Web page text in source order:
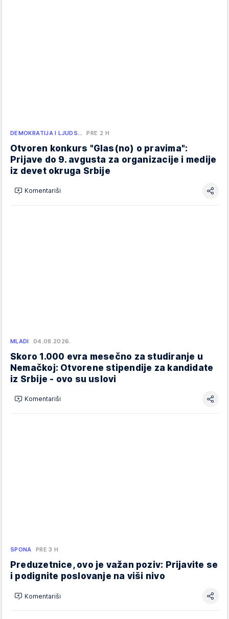
DEMOKRATIJA I LJUDS… PRE 2 H
Otvoren konkurs "Glas(no) o pravima":
Prijave do 9. avgusta za organizacije i medije
iz devet okruga Srbije
Komentariši
MLADI 04.08.2026.
Skoro 1.000 evra mesečno za studiranje u
Nemačkoj: Otvorene stipendije za kandidate
iz Srbije - ovo su uslovi
Komentariši
SPONA PRE 3 H
Preduzetnice, ovo je važan poziv: Prijavite se
i podignite poslovanje na viši nivo
Komentariši